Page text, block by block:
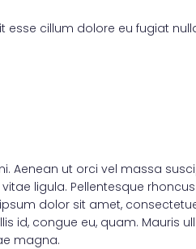
esse cillum dolore eu fugiat
Aenean ut orci vel massa
ligula. Pellentesque
dolor sit amet,
id, congue eu, quam. Mauris
magna.